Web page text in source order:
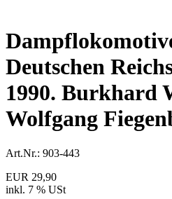
Deutschen
1990. Burkhard
Wolfgang
Art.Nr.: 903-443
EUR 29,90
inkl. 7 % USt